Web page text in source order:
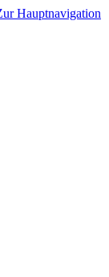
Hauptnavigation